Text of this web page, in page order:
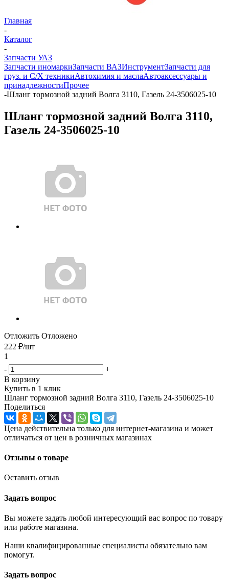
Главная
-
Каталог
-
Запчасти УАЗ
Запчасти иномаркиЗапчасти ВАЗИнструментЗапчасти для
груз. и С/Х техникиАвтохимия и маслаАвтоаксессуары и
принадлежностиПрочее
-Шланг тормозной задний Волга 3110, Газель 24-3506025-10
Шланг тормозной задний Волга 3110,
Газель 24-3506025-10
Отложить Отложено
222 ₽/шт
1
-
+
В корзину
Купить в 1 клик
Шланг тормозной задний Волга 3110, Газель 24-3506025-10
Поделиться
Цена действительна только для интернет-магазина и может
отличаться от цен в розничных магазинах
Отзывы о товаре
Оставить отзыв
Задать вопрос
Вы можете задать любой интересующий вас вопрос по товару
или работе магазина.
Наши квалифицированные специалисты обязательно вам
помогут.
Задать вопрос